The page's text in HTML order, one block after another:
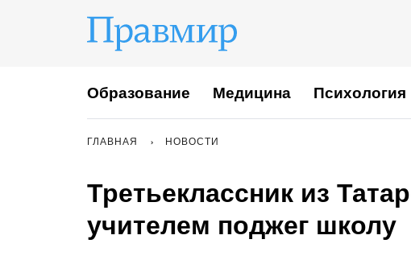
Образование Медицина Психология
ГЛАВНАЯ НОВОСТИ
Третьеклассник из
учителем поджег школу